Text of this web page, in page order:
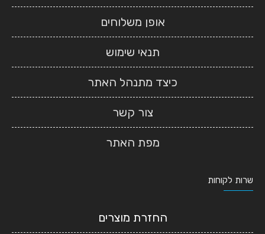
אופן משלוחים
תנאי שימוש
כיצד מתנהל האתר
צור קשר
מפת האתר
שרות לקוחות
החזרת מוצרים